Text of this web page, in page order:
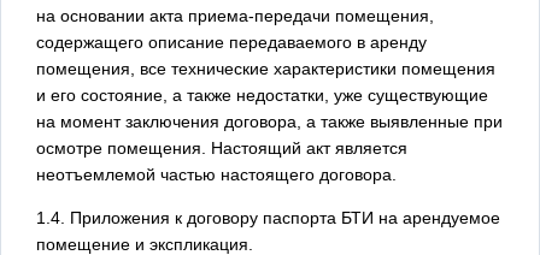
на основании акта приема-передачи помещения,
содержащего описание передаваемого в аренду
помещения, все технические характеристики помещения
и его состояние, а также недостатки, уже существующие
на момент заключения договора, а также выявленные при
осмотре помещения. Настоящий акт является
неотъемлемой частью настоящего договора.
1.4. Приложения к договору паспорта БТИ на арендуемое
помещение и экспликация.